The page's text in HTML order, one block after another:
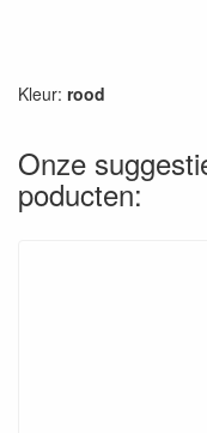
Kleur: rood
Onze
poducten: